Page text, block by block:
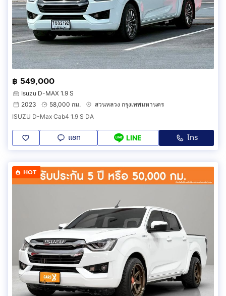
฿ 549,000
Isuzu D-MAX 1.9 S
2023
58,000 กม.
สวนหลวง กรุงเทพมหานคร
ISUZU D-Max Cab4 1.9 S DA
แชท LINE โทร
HOT